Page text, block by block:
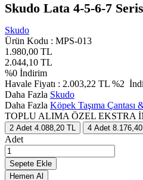
Skudo Lata 4-5-6-7
Skudo
Ürün Kodu : MPS-013
1.980,00 TL
2.044,10 TL
%0 İndirim
Havale Fiyatı : 2.003,22 TL %2
Daha Fazla Skudo
Daha Fazla Köpek Taşıma Çantası
TOPLU ALIMA ÖZEL EKSTRA
2 Adet 4.088,20 TL 4 Adet 8.176,40
Adet
Sepete Ekle
Hemen Al